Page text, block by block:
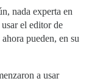
nada experta en
el editor de
pueden, en su
a usar